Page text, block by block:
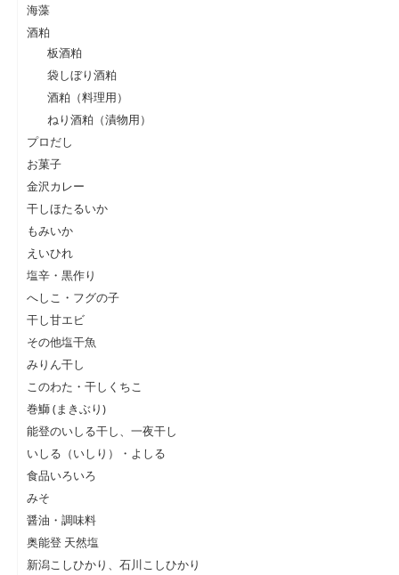
海藻
酒粕
板酒粕
袋しぼり酒粕
酒粕（料理用）
ねり酒粕（漬物用）
プロだし
お菓子
金沢カレー
干しほたるいか
もみいか
えいひれ
塩辛・黒作り
へしこ・フグの子
干し甘エビ
その他塩干魚
みりん干し
このわた・干しくちこ
巻鰤 (まきぶり)
能登のいしる干し、一夜干し
いしる（いしり）・よしる
食品いろいろ
みそ
醤油・調味料
奥能登 天然塩
新潟こしひかり、石川こしひかり